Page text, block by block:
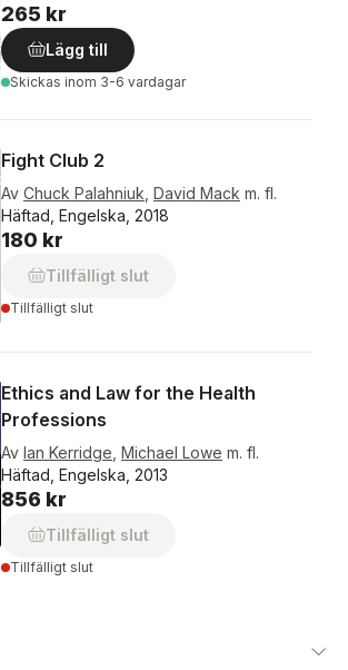
265 kr
Lägg till
Skickas inom 3-6 vardagar
Fight Club 2
Av Chuck Palahniuk David Mack m. fl.
Häftad, Engelska, 2018
180 kr
Tillfälligt slut
Tillfälligt slut
Ethics and Law for the Health
Professions
Av Ian Kerridge Michael Lowe m. fl.
Häftad, Engelska, 2013
856 kr
Tillfälligt slut
Tillfälligt slut